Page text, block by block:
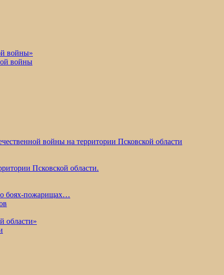
войны»
войны
войны на территории Псковской области
Псковской области.
боях-пожарищах…
области»